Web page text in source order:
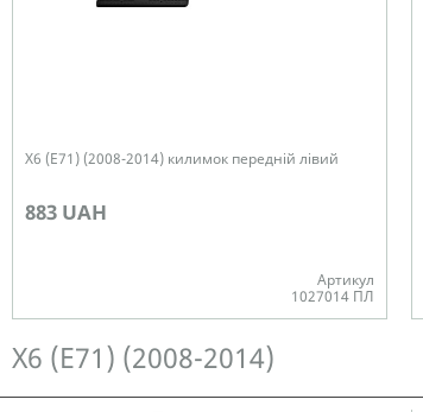
X6 (E71) (2008-2014) килимок передній лівий
883 UAH
Артикул
1027014 ПЛ
X6 (E71) (2008-2014)